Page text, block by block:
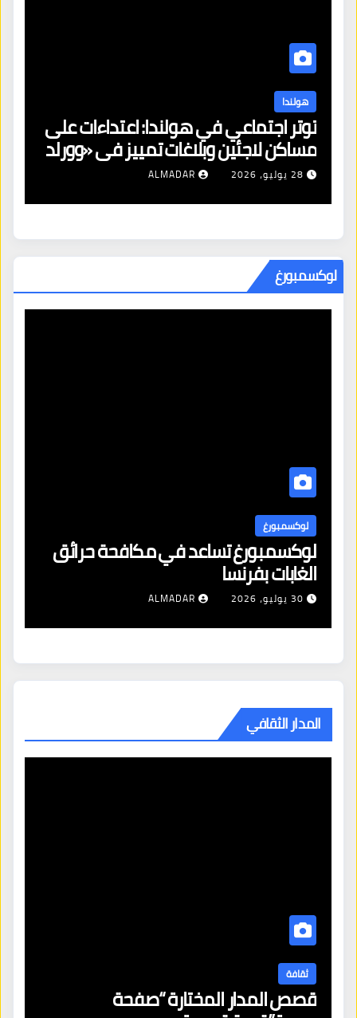
هولندا
توتر اجتماعي في هولندا: اعتداءات على
مساكن لاجئين وبلاغات تمييز في «وورلد
برايد»
28 يوليو، 2026 ALMADAR
لوكسمبورغ
لوكسمبورغ
لوكسمبورغ تساعد في مكافحة حرائق
الغابات بفرنسا
30 يوليو، 2026 ALMADAR
المدار الثقافي
ثقافة
قصص المدار المختارة “صفحة